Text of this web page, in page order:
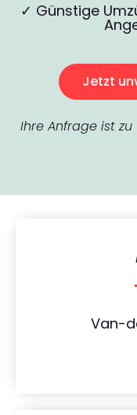
✓ Günstige
Jetzt
Ihre Anfrage ist zu
Van-